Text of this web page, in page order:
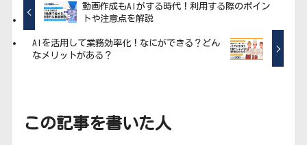
動画作成もAIがする時代！利用する際のポイン
トや注意点を解説
AIを活用して業務効率化！なにができる？どん
なメリットがある？
この記事を書いた人